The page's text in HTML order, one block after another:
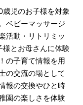
児のお子様を対象
ベビーマッサージ
活動・リトリミッ
とお母さんに体験
の子育て情報を用
の交流の場として
報の交換やひと時
園の楽しさを体験